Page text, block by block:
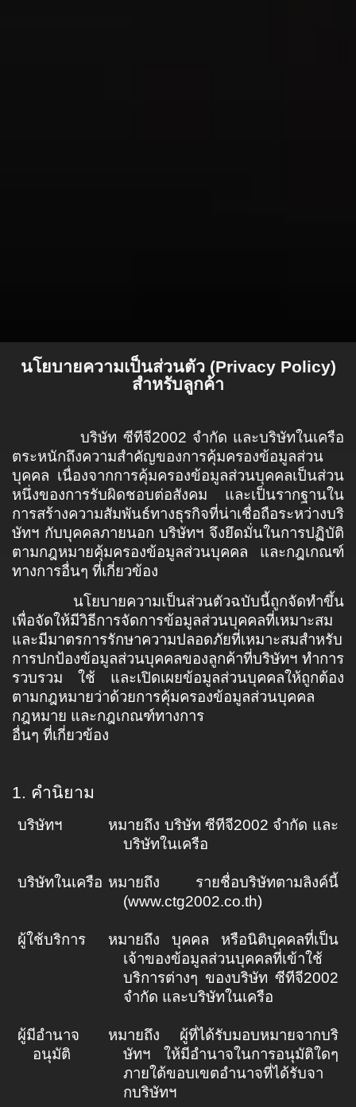
นโยบายความเป็นส่วนตัว (Privacy Policy)
สำหรับลูกค้า
บริษัท ซีทีจี2002 จำกัด และบริษัทในเครือ
ตระหนักถึงความสำคัญของการคุ้มครองข้อมูลส่วน
บุคคล เนื่องจากการคุ้มครองข้อมูลส่วนบุคคลเป็นส่วน
หนึ่งของการรับผิดชอบต่อสังคม และเป็นรากฐานใน
การสร้างความสัมพันธ์ทางธุรกิจที่น่าเชื่อถือระหว่างบริ
ษัทฯ กับบุคคลภายนอก บริษัทฯ จึงยึดมั่นในการปฏิบัติ
ตามกฎหมายคุ้มครองข้อมูลส่วนบุคคล และกฎเกณฑ์
ทางการอื่นๆ ที่เกี่ยวข้อง
นโยบายความเป็นส่วนตัวฉบับนี้ถูกจัดทำขึ้น
เพื่อจัดให้มีวิธีการจัดการข้อมูลส่วนบุคคลที่เหมาะสม
และมีมาตรการรักษาความปลอดภัยที่เหมาะสมสำหรับ
การปกป้องข้อมูลส่วนบุคคลของลูกค้าที่บริษัทฯ ทำการ
รวบรวม ใช้ และเปิดเผยข้อมูลส่วนบุคคลให้ถูกต้อง
ตามกฎหมายว่าด้วยการคุ้มครองข้อมูลส่วนบุคคล
กฎหมาย และกฎเกณฑ์ทางการ
อื่นๆ ที่เกี่ยวข้อง
1. คำนิยาม
บริษัทฯ
หมายถึง บริษัท ซีทีจี2002 จำกัด และ
บริษัทในเครือ
บริษัทในเครือ หมายถึง รายชื่อบริษัทตามลิงค์นี้
(www.ctg2002.co.th)
ผู้ใช้บริการ
หมายถึง บุคคล หรือนิติบุคคลที่เป็น
เจ้าของข้อมูลส่วนบุคคลที่เข้าใช้
บริการต่างๆ ของบริษัท ซีทีจี2002
จำกัด และบริษัทในเครือ
ผู้มีอำนาจ
อนุมัติ
หมายถึง ผู้ที่ได้รับมอบหมายจากบริ
ษัทฯ ให้มีอำนาจในการอนุมัติใดๆ
ภายใต้ขอบเขตอำนาจที่ได้รับจา
กบริษัทฯ